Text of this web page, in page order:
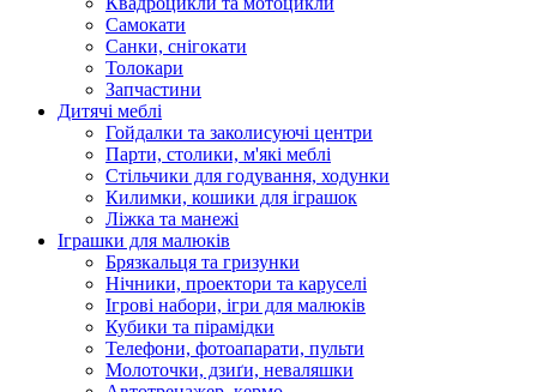
Самокати
Санки, снігокати
Толокари
Запчастини
Дитячі меблі
Гойдалки та заколисуючі центри
Парти, столики, м'які меблі
Стільчики для годування, ходунки
Килимки, кошики для іграшок
Ліжка та манежі
Іграшки для малюків
Брязкальця та гризунки
Нічники, проектори та каруселі
Ігрові набори, ігри для малюків
Кубики та пірамідки
Телефони, фотоапарати, пульти
Молоточки, дзиґи, неваляшки